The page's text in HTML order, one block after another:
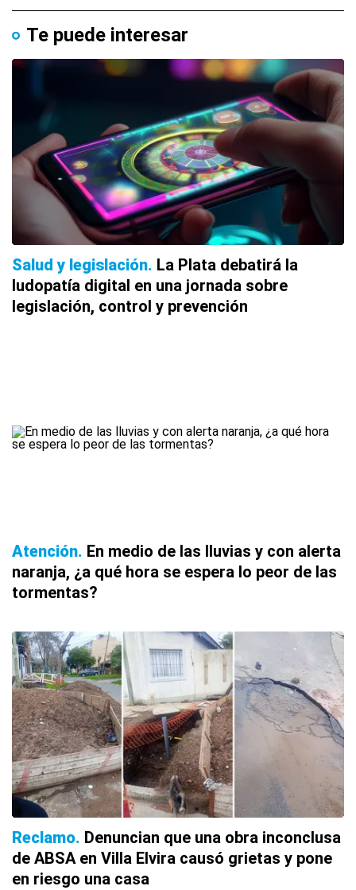
Te puede interesar
Salud y legislación La Plata debatirá la
ludopatía digital en una jornada sobre
legislación, control y prevención
Atención En medio de las lluvias y con alerta
naranja, ¿a qué hora se espera lo peor de las
tormentas?
Reclamo Denuncian que una obra inconclusa
de ABSA en Villa Elvira causó grietas y pone
en riesgo una casa